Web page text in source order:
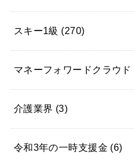
スキー1級 (270)
マネーフォワードクラウド
介護業界 (3)
令和3年の一時支援金 (6)